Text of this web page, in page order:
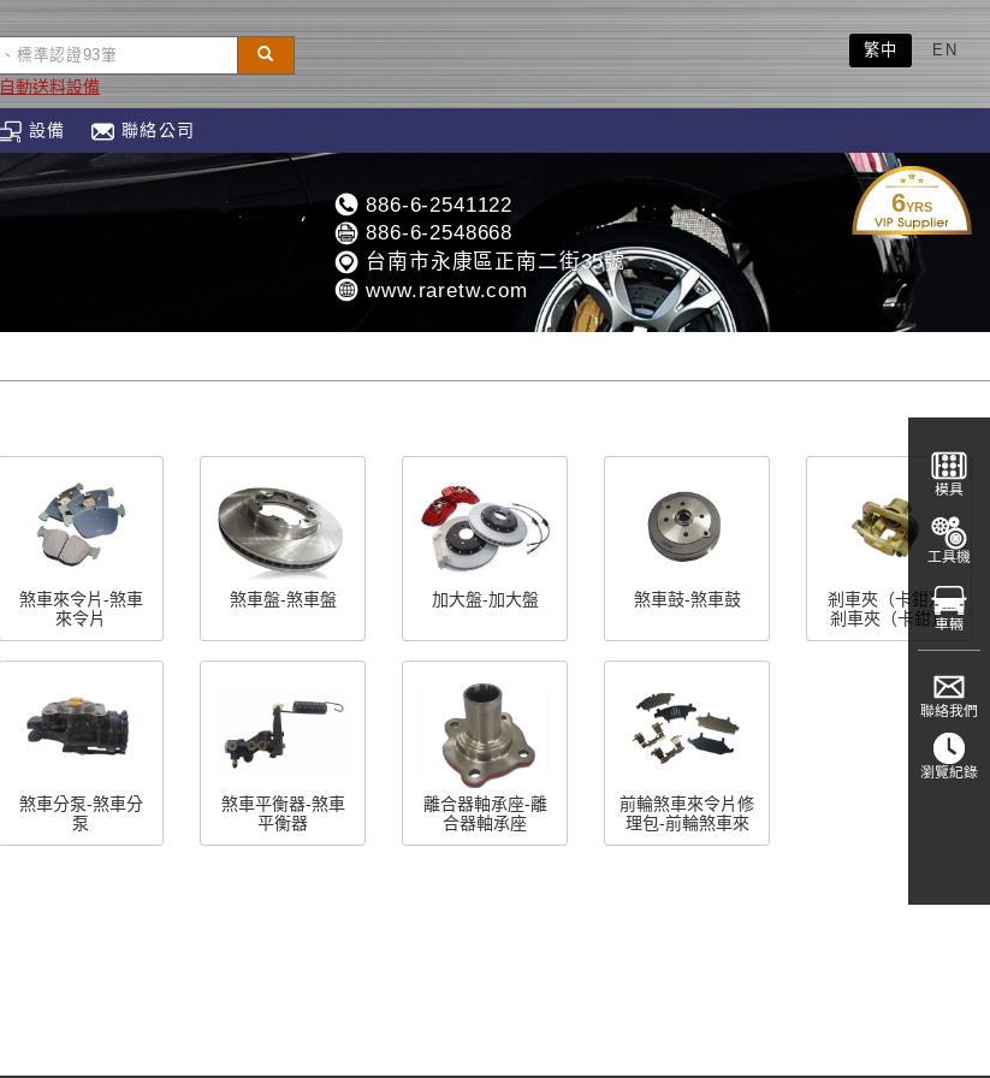
自動送料設備
繁中 EN
設備 聯絡公司
6YRS
886-6-2541122
886-6-2548668
台南市永康區正南二街35號
www.raretw.com
煞車來令片-煞車
來令片
煞車盤-煞車盤 加大盤-加大盤 煞車鼓-煞車鼓
剎車夾（卡鉗）-
剎車夾（卡鉗）
煞車分泵-煞車分
泵
煞車平衡器-煞車
平衡器
離合器軸承座-離
合器軸承座
前輪煞車來令片修
理包-前輪煞車來
令片修理包
模具
工具機
車輛
聯絡我們
瀏覽紀錄